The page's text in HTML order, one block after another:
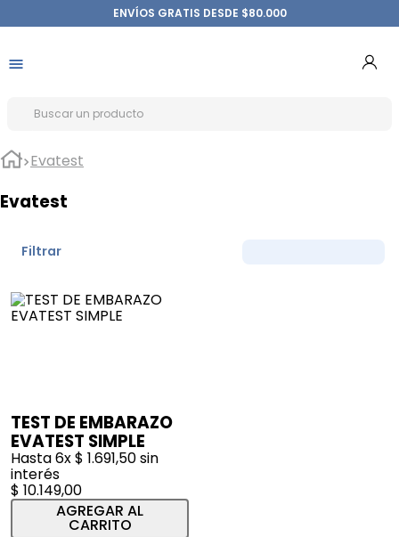
ENVÍOS GRATIS DESDE $80.000
Evatest
Evatest
Filtrar
TEST DE EMBARAZO
EVATEST SIMPLE
Hasta6x$ 1.691,50sin
interés
$ 10.149,00
AGREGAR AL
CARRITO